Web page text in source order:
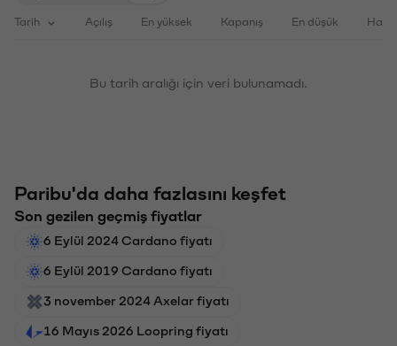
Tarih Açılış En yüksek Kapanış En düşük
Bu tarih aralığı için veri bulunamadı.
Paribu'da daha fazlasını keşfet
Son gezilen geçmiş fiyatlar
6 Eylül 2024 Cardano fiyatı
6 Eylül 2019 Cardano fiyatı
3 november 2024 Axelar fiyatı
16 Mayıs 2026 Loopring fiyatı